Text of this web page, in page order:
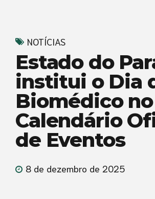
NOTÍCIAS
Estado do
institui o Dia
Biomédico no
Calendário
de Eventos
8 de dezembro de 2025